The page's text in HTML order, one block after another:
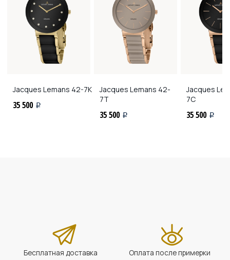
Jacques Lemans 42-7K
35 500 i
Jacques Lemans 42-
7T
35 500 i
Jacques
7C
35 500 i
Бесплатная доставка Оплата после примерки